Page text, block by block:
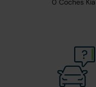
0 Coches